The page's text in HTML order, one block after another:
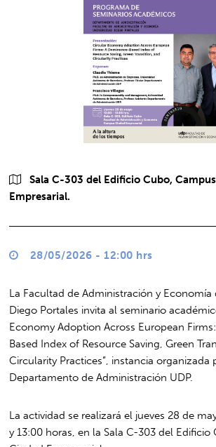
Sala C-303 del Edificio Cubo,
Empresarial.
28/05/2026 - 12:00 hrs
La Facultad de Administración y Economía
Diego Portales invita al seminario
Economy Adoption Across European
Based Index of Resource Saving, Green
Circularity Practices”, instancia organizada
Departamento de Administración UDP.
La actividad se realizará el jueves 28 de
y 13:00 horas, en la Sala C-303 del Edificio